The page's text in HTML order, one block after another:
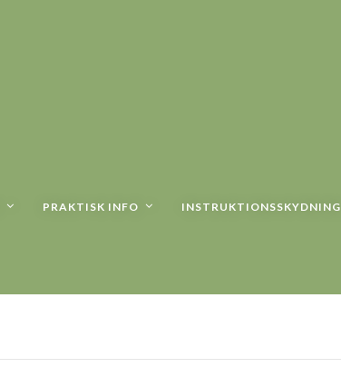
PRAKTISK INFO INSTRUKTIONSSKYDNING